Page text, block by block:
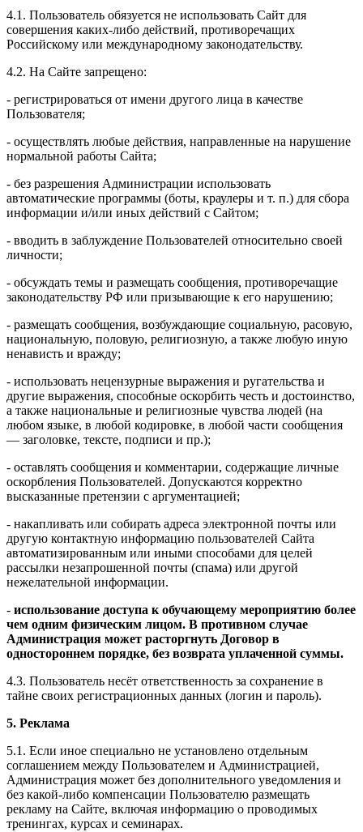
4.1. Пользователь обязуется не использовать Сайт для
совершения каких-либо действий, противоречащих
Российскому или международному законодательству.
4.2. На Сайте запрещено:
- регистрироваться от имени другого лица в качестве
Пользователя;
- осуществлять любые действия, направленные на нарушение
нормальной работы Сайта;
- без разрешения Администрации использовать
автоматические программы (боты, краулеры и т. п.) для сбора
информации и/или иных действий с Сайтом;
- вводить в заблуждение Пользователей относительно своей
личности;
- обсуждать темы и размещать сообщения, противоречащие
законодательству РФ или призывающие к его нарушению;
- размещать сообщения, возбуждающие социальную, расовую,
национальную, половую, религиозную, а также любую иную
ненависть и вражду;
- использовать нецензурные выражения и ругательства и
другие выражения, способные оскорбить честь и достоинство,
а также национальные и религиозные чувства людей (на
любом языке, в любой кодировке, в любой части сообщения
— заголовке, тексте, подписи и пр.);
- оставлять сообщения и комментарии, содержащие личные
оскорбления Пользователей. Допускаются корректно
высказанные претензии с аргументацией;
- накапливать или собирать адреса электронной почты или
другую контактную информацию пользователей Сайта
автоматизированным или иными способами для целей
рассылки незапрошенной почты (спама) или другой
нежелательной информации.
- использование доступа к обучающему мероприятию более
чем одним физическим лицом. В противном случае
Администрация может расторгнуть Договор в
одностороннем порядке, без возврата уплаченной суммы.
4.3. Пользователь несёт ответственность за сохранение в
тайне своих регистрационных данных (логин и пароль).
5. Реклама
5.1. Если иное специально не установлено отдельным
соглашением между Пользователем и Администрацией,
Администрация может без дополнительного уведомления и
без какой-либо компенсации Пользователю размещать
рекламу на Сайте, включая информацию о проводимых
тренингах, курсах и семинарах.